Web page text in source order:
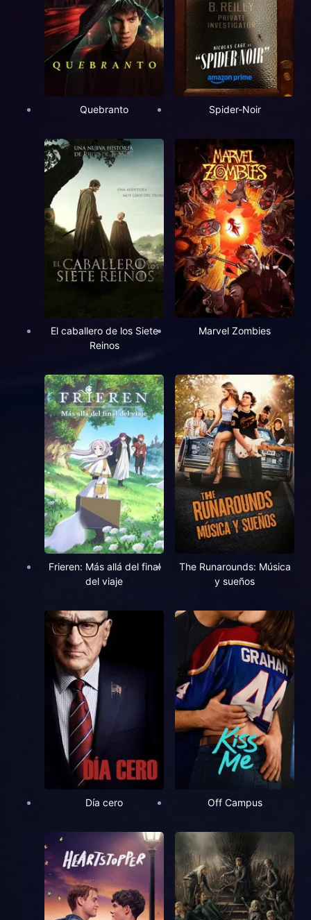
Quebranto Spider-Noir
El caballero de los Siete
Reinos
Marvel Zombies
Frieren: Más allá del final
del viaje
The Runarounds: Música
y sueños
Día cero Off Campus